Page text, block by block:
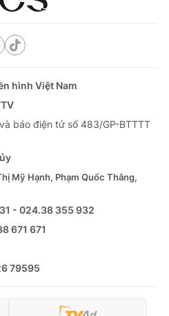
hình Việt Nam
báo điện tử số 483/GP-BTTTT
Mỹ Hạnh, Phạm Quốc Thắng,
- 024.38 355 932
671 671
79595